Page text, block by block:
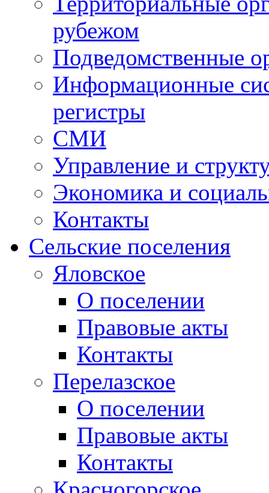
рубежом
Подведомственные
Информационные
регистры
СМИ
Управление и
Экономика и
Контакты
Сельские поселения
Яловское
О поселении
Правовые акты
Контакты
Перелазское
О поселении
Правовые акты
Контакты